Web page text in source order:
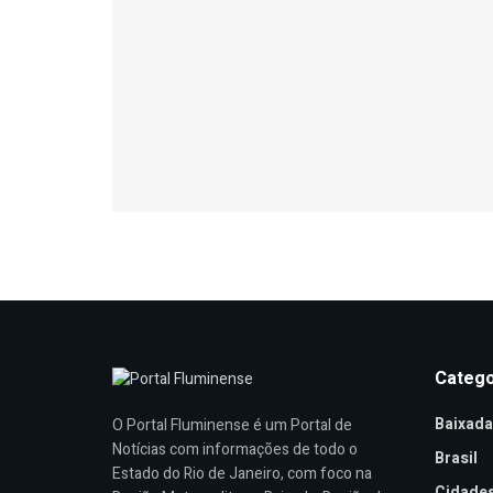
O Portal Fluminense é um Portal de
Notícias com informações de todo o
Estado do Rio de Janeiro, com foco na
Baixada
Brasil